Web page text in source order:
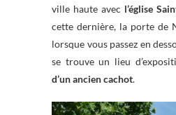
ville haute avec l’église
cette dernière, la porte de
lorsque vous passez en
se trouve un lieu
d’un ancien cachot.